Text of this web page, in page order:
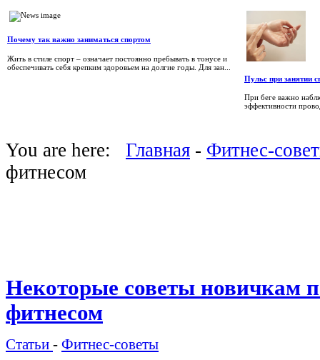
Почему так важно заниматься спортом
Жить в стиле спорт – означает постоянно пребывать в тонусе и
обеспечивать себя крепким здоровьем на долгие годы. Для зан...
Пульс при занятии
При беге важно
эффективности
You are here: Главная - Фитнес-
фитнесом
Некоторые советы новичкам
фитнесом
Статьи - Фитнес-советы